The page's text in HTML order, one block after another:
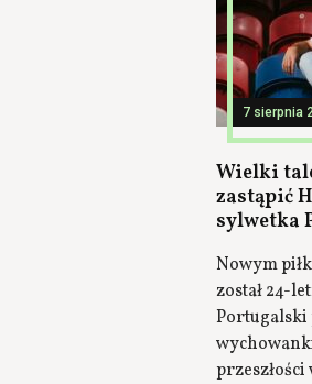
7 sierpnia
Wielki
zastąpić
sylwetka
Nowym
został 24-
Portugalski
przeszłości